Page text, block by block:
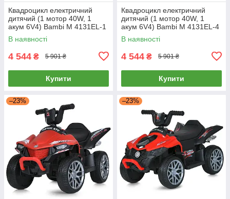
Квадроцикл електричний
дитячий (1 мотор 40W, 1
акум 6V4) Bambi M 4131EL-1
Білий
В наявності
4 544 ₴ 5 901 ₴
Купити
Квадроцикл електричний
дитячий (1 мотор 40W, 1
акум 6V4) Bambi M 4131EL-4
Синій
В наявності
4 544 ₴ 5 901 ₴
Купити
–23% –23%